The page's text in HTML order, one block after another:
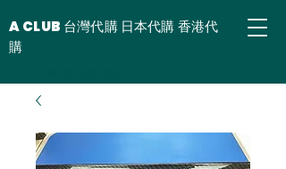
A CLUB 台灣代購 日本代購 香港代
購